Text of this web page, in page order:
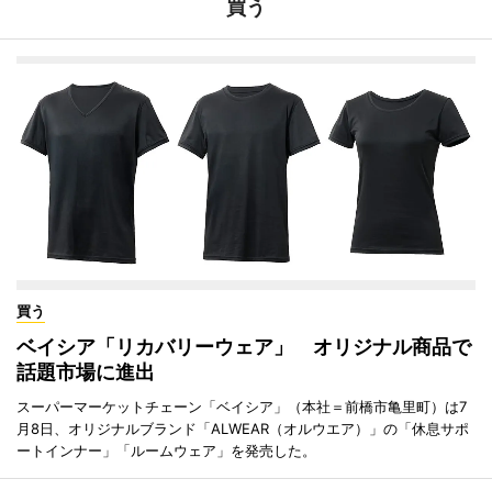
買う
買う
ベイシア「リカバリーウェア」 オリジナル商品で
話題市場に進出
スーパーマーケットチェーン「ベイシア」（本社＝前橋市亀里町）は7
月8日、オリジナルブランド「ALWEAR（オルウエア）」の「休息サポ
ートインナー」「ルームウェア」を発売した。